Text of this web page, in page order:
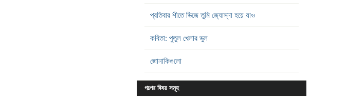
প্রতিবার শীতে ভিজে তুমি জ্যোস্না হয়ে যাও
কবিতা: পুতুল খেলার ভুল
জোনাকিগুলো
গল্পের বিষয় সমূহ